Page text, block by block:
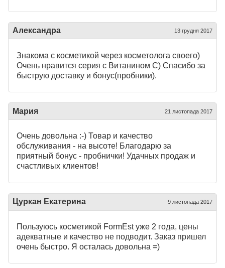
Александра 13 грудня 2017
Знакома с косметикой через косметолога своего)
Очень нравится серия с Витанином С) Спасибо за
быструю доставку и бонус(пробники).
Мария 21 листопада 2017
Очень довольна :-) Товар и качество
обслуживания - на высоте! Благодарю за
приятный бонус - пробнички! Удачных продаж и
счастливых клиентов!
Цуркан Екатерина 9 листопада 2017
Пользуюсь косметикой FormEst уже 2 года, цены
адекватные и качество не подводит. Заказ пришел
очень быстро. Я осталась довольна =)